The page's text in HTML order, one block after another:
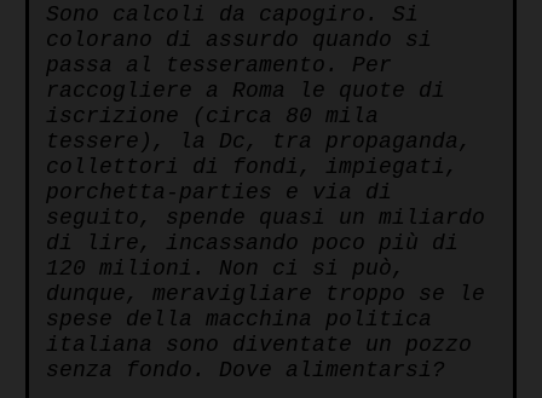
Sono calcoli da capogiro. Si
colorano di assurdo quando si
passa al tesseramento. Per
raccogliere a Roma le quote di
iscrizione (circa 80 mila
tessere), la Dc, tra propaganda,
collettori di fondi, impiegati,
porchetta-parties e via di
seguito, spende quasi un miliardo
di lire, incassando poco più di
120 milioni. Non ci si può,
dunque, meravigliare troppo se le
spese della macchina politica
italiana sono diventate un pozzo
senza fondo. Dove alimentarsi?